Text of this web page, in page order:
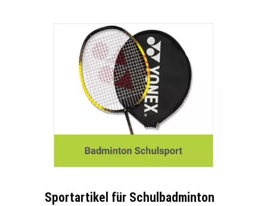
Sportartikel für Schulbadminton